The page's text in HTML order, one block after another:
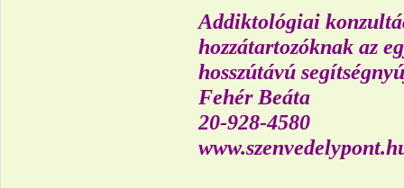
Addiktológiai
hozzátartozóknak az
hosszútávú
Fehér Beáta
20-928-4580